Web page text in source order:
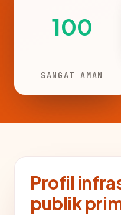
100
SANGAT AMAN
Profil
publik